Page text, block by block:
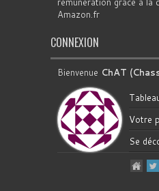
Amazon.fr
CONNEXION
Bienvenue ChAT
Votre
Se